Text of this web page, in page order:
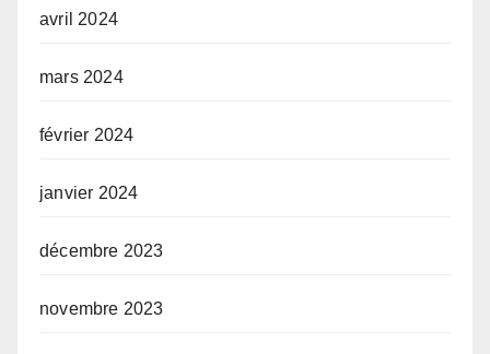
avril 2024
mars 2024
février 2024
janvier 2024
décembre 2023
novembre 2023